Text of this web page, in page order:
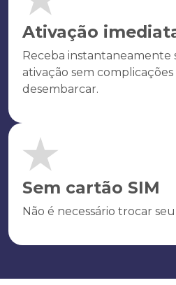
Ativação
Receba instantaneamente
ativação sem
desembarcar.
Sem cartão SIM
Não é necessário trocar